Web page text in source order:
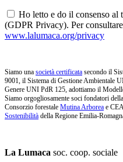
Ho letto e do il consenso al
(GDPR Privacy). Per
www.lalumaca.org/privacy
Siamo una società certificata secondo il
9001, il Sistema di Gestione Ambientale
Genere UNI PdR 125, adottiamo il
Siamo orgogliosamente soci fondatori della
Consorzio forestale Mutina Arborea e
Sostenibilità della Regione Emilia-
La Lumaca soc. coop. sociale